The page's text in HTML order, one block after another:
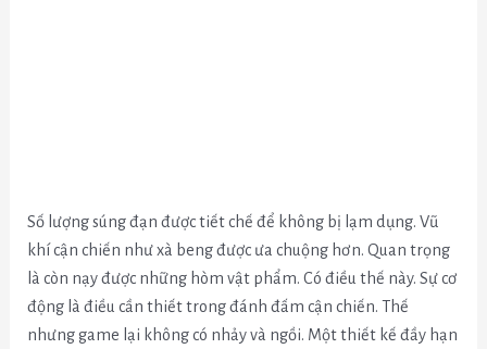
Số lượng súng đạn được tiết chế để không bị lạm dụng. Vũ
khí cận chiến như xà beng được ưa chuộng hơn. Quan trọng
là còn nạy được những hòm vật phẩm. Có điều thế này. Sự cơ
động là điều cần thiết trong đánh đấm cận chiến. Thế
nhưng game lại không có nhảy và ngồi. Một thiết kế đầy hạn